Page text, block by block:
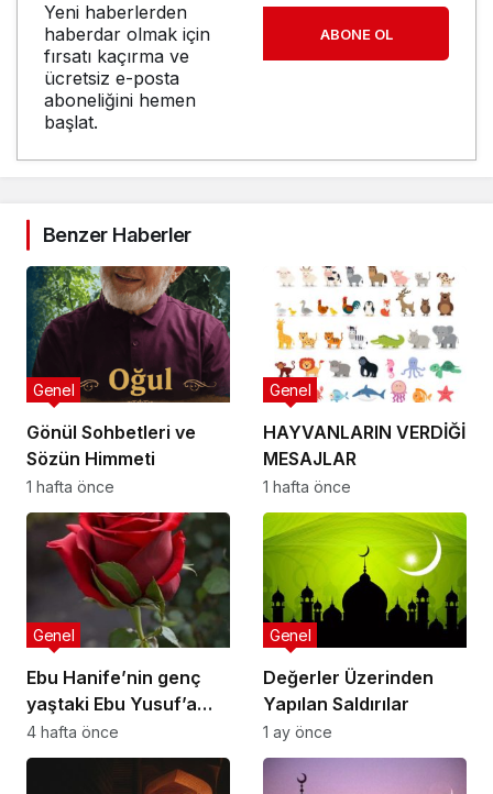
Yeni haberlerden
haberdar olmak için
fırsatı kaçırma ve
ücretsiz e-posta
aboneliğini hemen
başlat.
ABONE OL
Benzer Haberler
Gönül Sohbetleri ve
Sözün Himmeti
Genel
1 hafta önce
HAYVANLARIN VERDİĞİ
MESAJLAR
Genel
1 hafta önce
Ebu Hanife’nin genç
yaştaki Ebu Yusuf’a
nasihatlerinden
bazıları:
Genel
4 hafta önce
Değerler Üzerinden
Yapılan Saldırılar
Genel
1 ay önce